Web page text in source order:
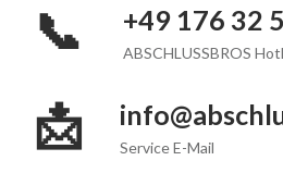
📞 +49 176 32
ABSCHLUSSBROS
📩 Service E-Mail